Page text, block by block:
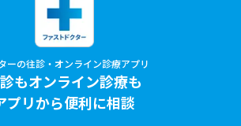
ーの往診・オンライン診療アプリ
もオンライン診療も
プリから便利に相談